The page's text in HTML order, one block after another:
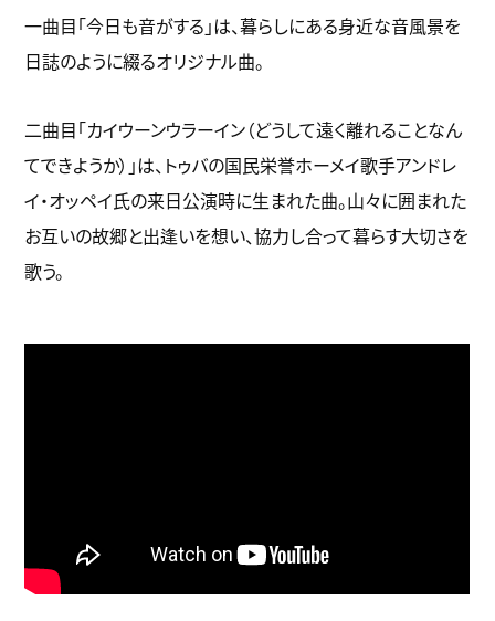
一曲目「今日も音がする」は、暮らしにある身近な音風景を
日誌のように綴るオリジナル曲。
二曲目「カイウーンウラーイン（どうして遠く離れることなん
てできようか）」は、トゥバの国民栄誉ホーメイ歌手アンドレ
イ・オッペイ氏の来日公演時に生まれた曲。山々に囲まれた
お互いの故郷と出逢いを想い、協力し合って暮らす大切さを
歌う。